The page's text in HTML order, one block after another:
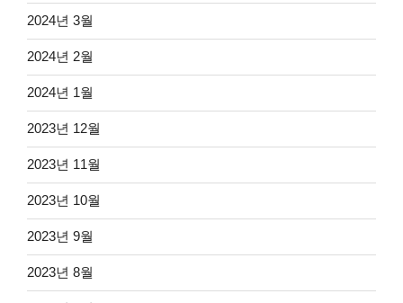
2024년 3월
2024년 2월
2024년 1월
2023년 12월
2023년 11월
2023년 10월
2023년 9월
2023년 8월